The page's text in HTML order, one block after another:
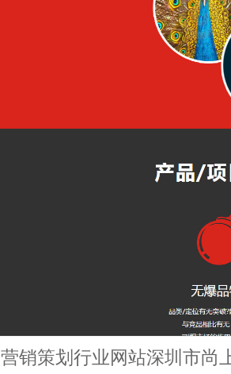
营销策划行业网站深圳市尚